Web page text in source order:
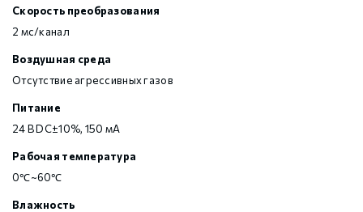
Скорость преобразования
2 мс/канал
Воздушная среда
Отсутствие агрессивных газов
Питание
24 В DC±10%, 150 мА
Рабочая температура
0℃~60℃
Влажность